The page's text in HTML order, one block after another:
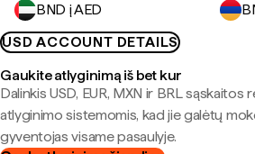
BND į AED
USD ACCOUNT DETAILS
Gaukite atlyginimą iš bet kur
Dalinkis USD, EUR, MXN ir BRL sąskaitos
atlyginimo sistemomis, kad jie galėtų
gyventojas visame pasaulyje.